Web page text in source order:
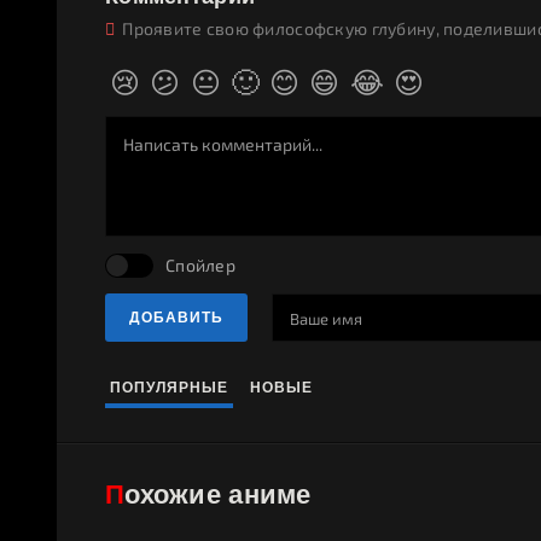
Проявите свою философскую глубину,
😢 😕 😐 🙂 😊 😄 😂 😍
Спойлер
ДОБАВИТЬ
ПОПУЛЯРНЫЕ НОВЫЕ
Похожие аниме